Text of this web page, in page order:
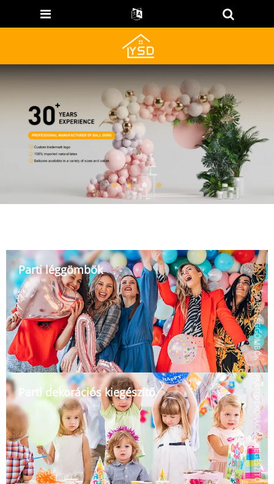
Parti léggömbök
PARTI LÉGGÖMBÖK
Parti dekorációs kiegészítő PARTI DEKORÁCIÓS KIEGÉSZÍTŐ